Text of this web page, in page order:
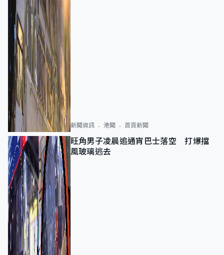
新聞資訊 港聞 首頁新聞
旺角男子凌晨追通宵巴士落空 打爆擋
風玻璃逃去